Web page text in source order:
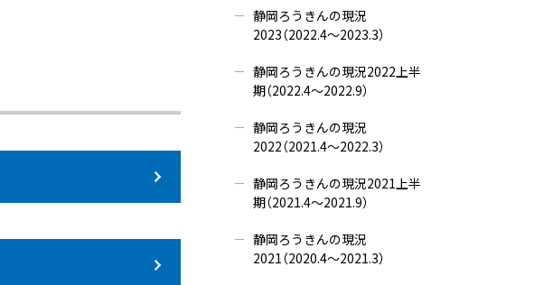
静岡ろうきんの現況
2023（2022.4～2023.3）
静岡ろうきんの現況2022上半
期（2022.4～2022.9）
静岡ろうきんの現況
2022（2021.4～2022.3）
静岡ろうきんの現況2021上半
期（2021.4～2021.9）
静岡ろうきんの現況
2021（2020.4～2021.3）